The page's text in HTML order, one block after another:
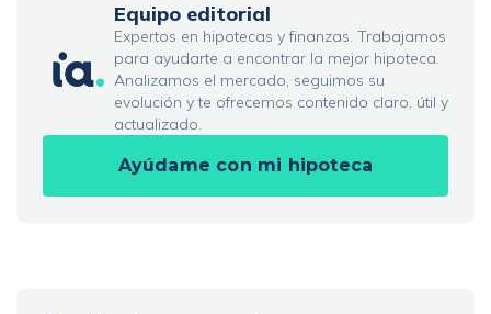
Equipo editorial
Expertos en hipotecas y finanzas. Trabajamos
para ayudarte a encontrar la mejor hipoteca.
Analizamos el mercado, seguimos su
evolución y te ofrecemos contenido claro, útil y
actualizado.
Ayúdame con mi hipoteca